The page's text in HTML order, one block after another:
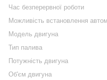
Час безперервної роботи
Можливість встановлення
Модель двигуна
Тип палива
Потужність двигуна
Об'єм двигуна